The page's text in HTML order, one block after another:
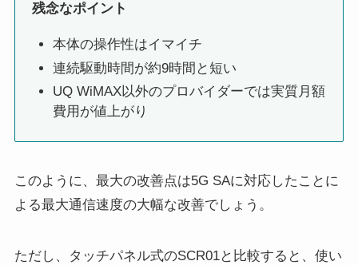
残念なポイント
本体の操作性はイマイチ
連続駆動時間が約9時間と短い
UQ WiMAX以外のプロバイダーでは実質月額
費用が値上がり
このように、最大の改善点は5G SAに対応したことに
よる最大通信速度の大幅な改善でしょう。
ただし、タッチパネル式のSCR01と比較すると、使い